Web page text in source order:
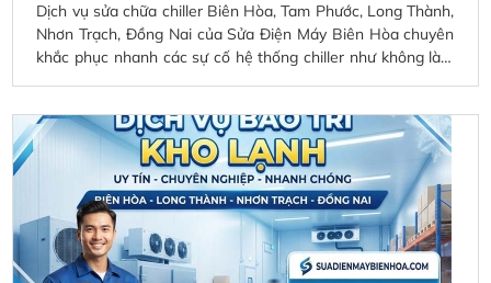
Dịch vụ sửa chữa chiller Biên Hòa, Tam Phước, Long Thành,
Nhơn Trạch, Đồng Nai của Sửa Điện Máy Biên Hòa chuyên
khắc phục nhanh các sự cố hệ thống chiller như không làm
kinh nghiệm kiểm tra, sửa chữa và bảo trì tận nơi, giúp hệ
thống vận hành ổn định, tiết kiệm điện năng và hạn chế
thời gian ngừng hoạt động. Phục vụ nhanh tại Biên Hòa,
Tam Phước, Long Thành, Nhơn Trạch và các khu vực lân
cận với chi phí hợp lý, bảo hành uy tín.